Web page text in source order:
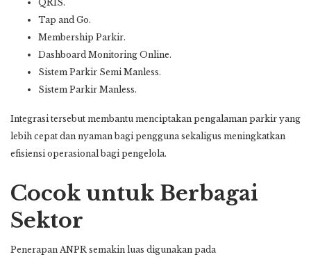
QRIS.
Tap and Go.
Membership Parkir.
Dashboard Monitoring Online.
Sistem Parkir Semi Manless.
Sistem Parkir Manless.
Integrasi tersebut membantu menciptakan pengalaman parkir yang
lebih cepat dan nyaman bagi pengguna sekaligus meningkatkan
efisiensi operasional bagi pengelola.
Cocok untuk Berbagai
Sektor
Penerapan ANPR semakin luas digunakan pada